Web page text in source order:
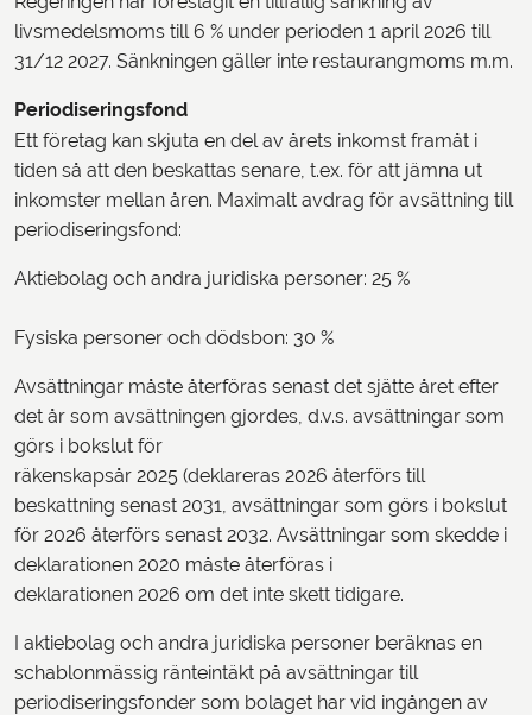
livsmedelsmoms till 6 % under perioden 1 april 2026 till
31/12 2027. Sänkningen gäller inte restaurangmoms m.m.
Periodiseringsfond
Ett företag kan skjuta en del av årets inkomst framåt i
tiden så att den beskattas senare, t.ex. för att jämna ut
inkomster mellan åren. Maximalt avdrag för avsättning till
periodiseringsfond:
Aktiebolag och andra juridiska personer: 25 %
Fysiska personer och dödsbon: 30 %
Avsättningar måste återföras senast det sjätte året efter
det år som avsättningen gjordes, d.v.s. avsättningar som
görs i bokslut för
räkenskapsår 2025 (deklareras 2026 återförs till
beskattning senast 2031, avsättningar som görs i bokslut
för 2026 återförs senast 2032. Avsättningar som skedde i
deklarationen 2020 måste återföras i
deklarationen 2026 om det inte skett tidigare.
I aktiebolag och andra juridiska personer beräknas en
schablonmässig ränteintäkt på avsättningar till
periodiseringsfonder som bolaget har vid ingången av